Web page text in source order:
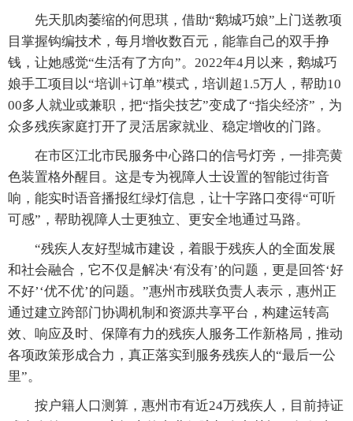
先天肌肉萎缩的何思琪，借助“鹅城巧娘”上门送教项
目掌握钩编技术，每月增收数百元，能靠自己的双手挣
钱，让她感觉“生活有了方向”。2022年4月以来，鹅城巧
娘手工项目以“培训+订单”模式，培训超1.5万人，帮助10
00多人就业或兼职，把“指尖技艺”变成了“指尖经济”，为
众多残疾家庭打开了灵活居家就业、稳定增收的门路。
在市区江北市民服务中心路口的信号灯旁，一排亮黄
色装置格外醒目。这是专为视障人士设置的智能过街音
响，能实时语音播报红绿灯信息，让十字路口变得“可听
可感”，帮助视障人士更独立、更安全地通过马路。
“残疾人友好型城市建设，着眼于残疾人的全面发展
和社会融合，它不仅是解决‘有没有’的问题，更是回答‘好
不好’‘优不优’的问题。”惠州市残联负责人表示，惠州正
通过建立跨部门协调机制和资源共享平台，构建运转高
效、响应及时、保障有力的残疾人服务工作新格局，推动
各项政策形成合力，真正落实到服务残疾人的“最后一公
里”。
按户籍人口测算，惠州市有近24万残疾人，目前持证